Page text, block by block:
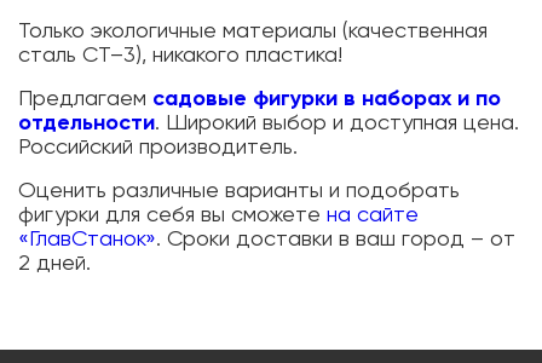
Только экологичные материалы (качественная
сталь СТ–3), никакого пластика!
Предлагаем садовые фигурки в наборах и по
отдельности. Широкий выбор и доступная цена.
Российский производитель.
Оценить различные варианты и подобрать
фигурки для себя вы сможете на сайте
«ГлавСтанок». Сроки доставки в ваш город – от
2 дней.